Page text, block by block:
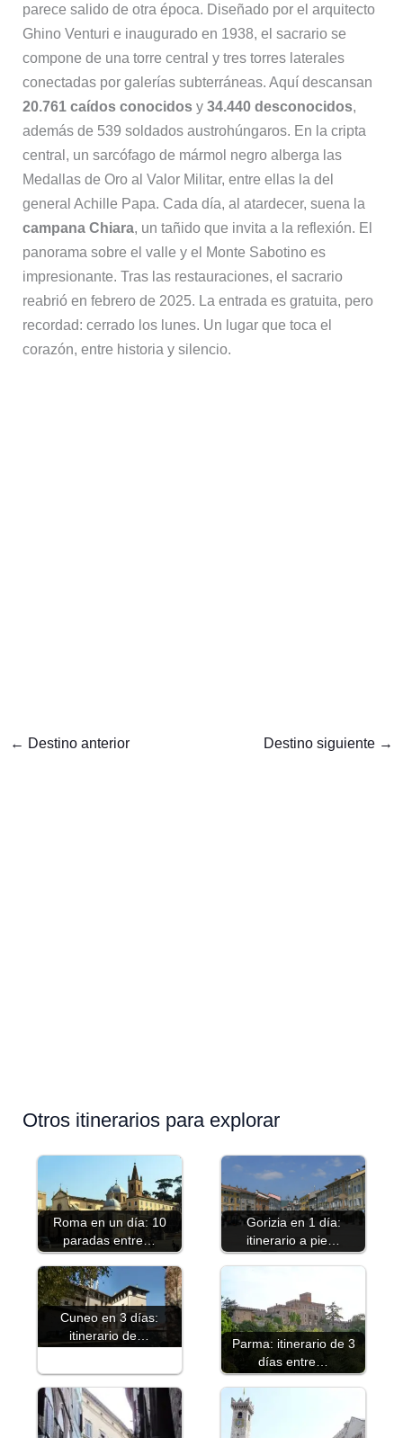
parece salido de otra época. Diseñado por el arquitecto
Ghino Venturi e inaugurado en 1938, el sacrario se
compone de una torre central y tres torres laterales
conectadas por galerías subterráneas. Aquí descansan
20.761 caídos conocidosy 34.440 desconocidos,
además de 539 soldados austrohúngaros. En la cripta
central, un sarcófago de mármol negro alberga las
Medallas de Oro al Valor Militar, entre ellas la del
general Achille Papa. Cada día, al atardecer, suena la
campana Chiara, un tañido que invita a la reflexión. El
panorama sobre el valle y el Monte Sabotino es
impresionante. Tras las restauraciones, el sacrario
reabrió en febrero de 2025. La entrada es gratuita, pero
recordad: cerrado los lunes. Un lugar que toca el
corazón, entre historia y silencio.
← Destino anterior Destino siguiente →
Otros itinerarios para explorar
Roma en un día: 10
paradas entre…
Gorizia en 1 día:
itinerario a pie…
Cuneo en 3 días:
itinerario de…
Parma: itinerario de 3
días entre…